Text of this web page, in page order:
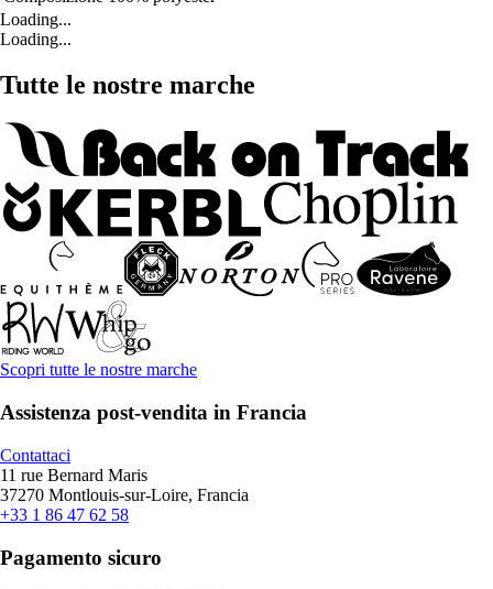
Loading...
Loading...
Tutte le nostre marche
Scopri tutte le nostre marche
Assistenza post-vendita in Francia
Contattaci
11 rue Bernard Maris
37270 Montlouis-sur-Loire, Francia
+33 1 86 47 62 58
Pagamento sicuro